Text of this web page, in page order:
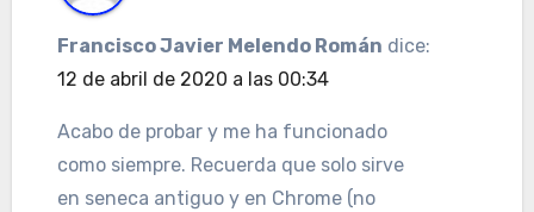
Francisco Javier Melendo Román dice:
12 de abril de 2020 a las 00:34
Acabo de probar y me ha funcionado
como siempre. Recuerda que solo sirve
en seneca antiguo y en Chrome (no